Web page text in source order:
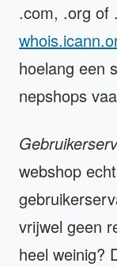
.com, .org of
hoelang een
nepshops
webshop
vrijwel geen
heel weinig?